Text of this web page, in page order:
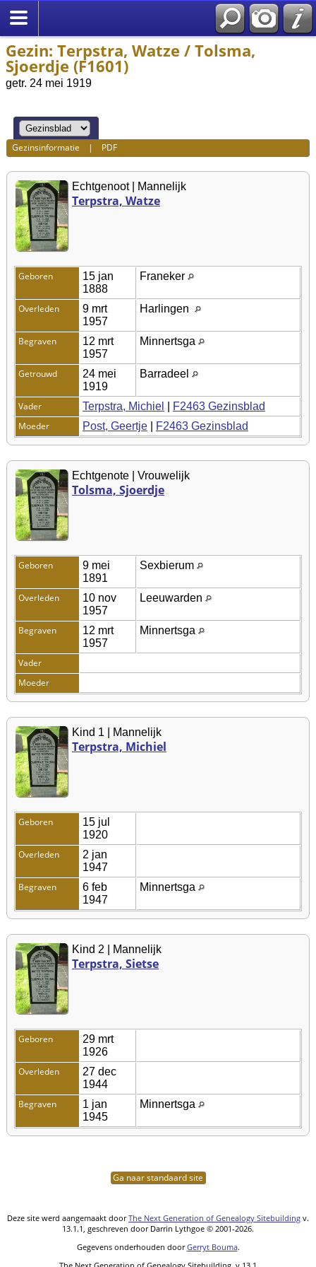
Gezin: Terpstra, Watze / Tolsma,
Sjoerdje (F1601)
getr. 24 mei 1919
Gezinsinformatie | PDF
Echtgenoot | Mannelijk
Terpstra, Watze
Geboren
15 jan
1888
Franeker
Overleden
9 mrt
1957
Harlingen
Begraven
12 mrt
1957
Minnertsga
Getrouwd
24 mei
1919
Barradeel
Vader Terpstra, Michiel
F2463 Gezinsblad
Moeder
Post, Geertje F2463 Gezinsblad
Echtgenote | Vrouwelijk
Tolsma, Sjoerdje
Geboren
9 mei
1891
Sexbierum
Overleden
10 nov
1957
Leeuwarden
Begraven
12 mrt
1957
Minnertsga
Vader
Moeder
Kind 1 | Mannelijk
Terpstra, Michiel
Geboren
15 jul
1920
Overleden
2 jan
1947
Begraven
6 feb
1947
Minnertsga
Kind 2 | Mannelijk
Terpstra, Sietse
Geboren
29 mrt
1926
Overleden
27 dec
1944
Begraven
1 jan
1945
Minnertsga
Ga naar standaard site
Deze site werd aangemaakt doorThe Next Generation of Genealogy Sitebuilding v.
13.1.1, geschreven door Darrin Lythgoe © 2001-2026.
Gegevens onderhouden doorGerryt Bouma.